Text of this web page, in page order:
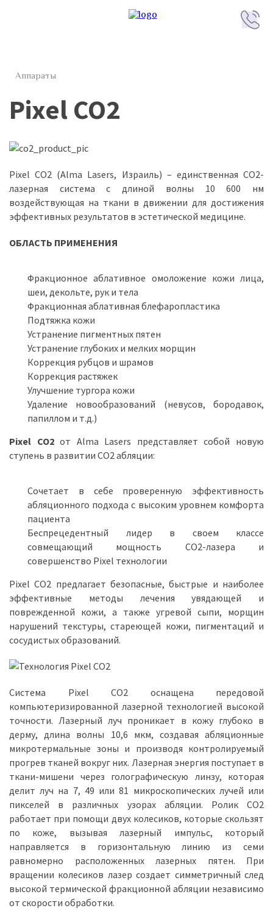
Аппараты
Pixel CO2
Pixel CO2 (Alma Lasers, Израиль) – единственная CO2-
лазерная система с длиной волны 10 600 нм
воздействующая на ткани в движении для достижения
эффективных результатов в эстетической медицине.
ОБЛАСТЬ ПРИМЕНЕНИЯ
Фракционное аблативное омоложение кожи лица,
шеи, декольте, рук и тела
Фракционная аблативная блефаропластика
Подтяжка кожи
Устранение пигментных пятен
Устранение глубоких и мелких морщин
Коррекция рубцов и шрамов
Коррекция растяжек
Улучшение тургора кожи
Удаление новообразований (невусов, бородавок,
папиллом и т.д.)
Pixel CO2от Alma Lasers представляет собой новую
ступень в развитии CO2 абляции:
Сочетает в себе проверенную эффективность
абляционного подхода с высоким уровнем комфорта
пациента
Беспрецедентный лидер в своем классе
совмещающий мощность CO2-лазера и
совершенство Pixel технологии
Pixel CO2 предлагает безопасные, быстрые и наиболее
эффективные методы лечения увядающей и
поврежденной кожи, а также угревой сыпи, морщин
нарушений текстуры, стареющей кожи, пигментаций и
сосудистых образований.
Система Pixel CO2 оснащена передовой
компьютеризированной лазерной технологией высокой
точности. Лазерный луч проникает в кожу глубоко в
дерму, длина волны 10,6 мкм, создавая абляционные
микротермальные зоны и производя контролируемый
прогрев тканей вокруг них. Лазерная энергия поступает в
ткани-мишени через голографическую линзу, которая
делит луч на 7, 49 или 81 микроскопических лучей или
пикселей в различных узорах абляции. Ролик CO2
работает при помощи двух колесиков, которые скользят
по коже, вызывая лазерный импульс, который
направляется в горизонтальную линию из семи
равномерно расположенных лазерных пятен. При
вращении колесиков лазер создает симметричный след
высокой термической фракционной абляции независимо
от скорости обработки.